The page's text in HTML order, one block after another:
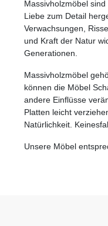
Massivholzmöbel
Liebe zum Detail
Verwachsungen,
und Kraft der Natur
Generationen.
Massivholzmöbel
können die Möbel
andere Einflüsse
Platten leicht
Natürlichkeit.
Unsere Möbel